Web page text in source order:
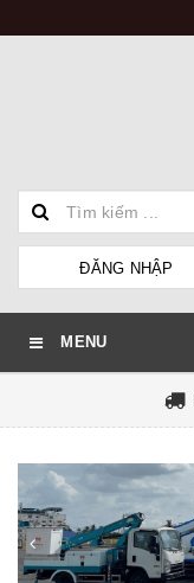
ĐĂNG NHẬP
MENU